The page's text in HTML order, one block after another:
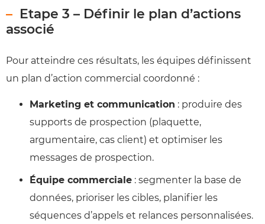
Etape 3 – Définir le plan d’actions
associé
Pour atteindre ces résultats, les équipes définissent
un plan d’action commercial coordonné :
Marketing et communication : produire des
supports de prospection (plaquette,
argumentaire, cas client) et optimiser les
messages de prospection.
Équipe commerciale : segmenter la base de
données, prioriser les cibles, planifier les
séquences d’appels et relances personnalisées.